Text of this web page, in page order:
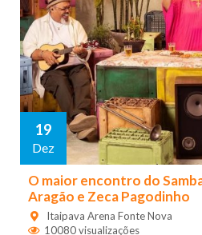
19
Dez
O maior encontro do
Aragão e Zeca Pagodinho
Itaipava Arena Fonte Nova
10080 visualizações